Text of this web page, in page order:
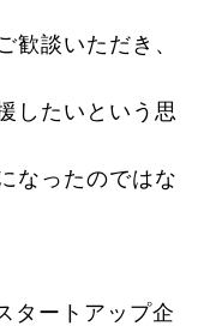
歓談いただき、
したいという思
なったのではな
タートアップ企